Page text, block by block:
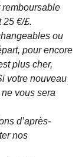
25 €/£.
ou
pour encore
plus cher,
votre nouveau
vous sera
d’après-
nos